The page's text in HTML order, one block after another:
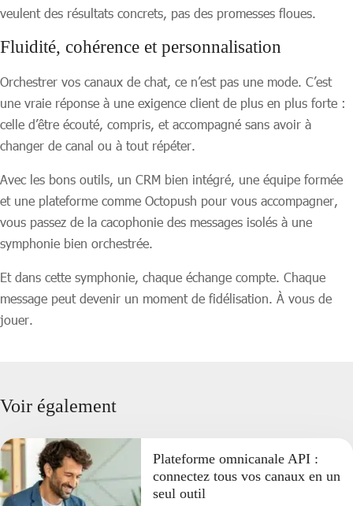
veulent des résultats concrets, pas des promesses floues.
Fluidité, cohérence et personnalisation
Orchestrer vos canaux de chat, ce n’est pas une mode. C’est
une vraie réponse à une exigence client de plus en plus forte :
celle d’être écouté, compris, et accompagné sans avoir à
changer de canal ou à tout répéter.
Avec les bons outils, un CRM bien intégré, une équipe formée
et une plateforme comme Octopush pour vous accompagner,
vous passez de la cacophonie des messages isolés à une
symphonie bien orchestrée.
Et dans cette symphonie, chaque échange compte. Chaque
message peut devenir un moment de fidélisation. À vous de
jouer.
Voir également
Plateforme omnicanale API :
connectez tous vos canaux en un
seul outil